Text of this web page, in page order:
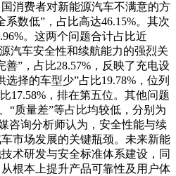
费者对新能源汽车不满意的方
数低”，占比高达46.15%。其次
。这两个问题合计占比近
汽车安全性和续航能力的强烈关
”，占比28.57%，反映了充电设
择的车型少”占比19.78%，位列
17.58%，排在第五位。其他问题
“质量差”等占比均较低，分别为
咨询分析师认为，安全性能与续
市场发展的关键瓶颈。未来新能
术研发与安全标准体系建设，同
根本上提升产品可靠性及用户体